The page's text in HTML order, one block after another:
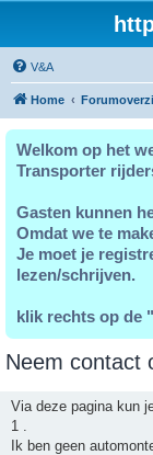
V&A
Home
Welkom op het
Transporter
Gasten kunnen
Omdat we te
Je moet je
lezen/schrijven.
klik rechts op de
Neem contact
Via deze pagina kun
1 .
Ik ben geen